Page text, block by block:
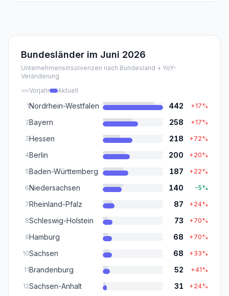
Bundesländer im Juni 2026
Unternehmensinsolvenzen nach Bundesland + YoY-
Veränderung
Vorjahr
Aktuell
1Nordrhein-Westfalen 442 +17%
2Bayern 258 +17%
3Hessen 218 +72%
4Berlin 200 +20%
5Baden-Württemberg 187 +22%
6Niedersachsen 140 -5%
7Rheinland-Pfalz 87 +24%
8Schleswig-Holstein 73 +70%
9Hamburg 68 +70%
10Sachsen 68 +33%
11Brandenburg 52 +41%
12Sachsen-Anhalt 31 +24%